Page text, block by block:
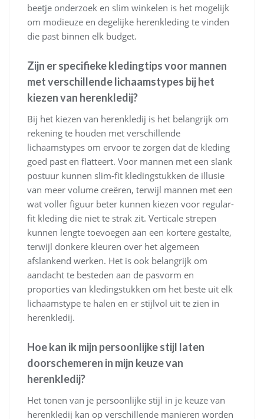
beetje onderzoek en slim winkelen is het mogelijk
om modieuze en degelijke herenkleding te vinden
die past binnen elk budget.
Zijn er specifieke kledingtips voor mannen
met verschillende lichaamstypes bij het
kiezen van herenkledij?
Bij het kiezen van herenkledij is het belangrijk om
rekening te houden met verschillende
lichaamstypes om ervoor te zorgen dat de kleding
goed past en flatteert. Voor mannen met een slank
postuur kunnen slim-fit kledingstukken de illusie
van meer volume creëren, terwijl mannen met een
wat voller figuur beter kunnen kiezen voor regular-
fit kleding die niet te strak zit. Verticale strepen
kunnen lengte toevoegen aan een kortere gestalte,
terwijl donkere kleuren over het algemeen
afslankend werken. Het is ook belangrijk om
aandacht te besteden aan de pasvorm en
proporties van kledingstukken om het beste uit elk
lichaamstype te halen en er stijlvol uit te zien in
herenkledij.
Hoe kan ik mijn persoonlijke stijl laten
doorschemeren in mijn keuze van
herenkledij?
Het tonen van je persoonlijke stijl in je keuze van
herenkledij kan op verschillende manieren worden